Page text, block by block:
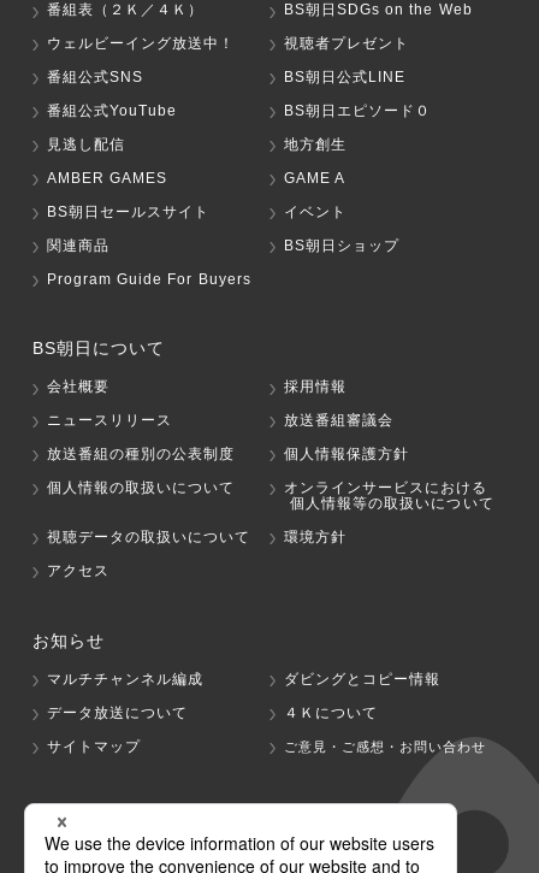
番組表（２Ｋ／４Ｋ）
BS朝日SDGs on the Web
ウェルビーイング放送中！
視聴者プレゼント
番組公式SNS
BS朝日公式LINE
番組公式YouTube
BS朝日エピソード０
見逃し配信
地方創生
AMBER GAMES
GAME A
BS朝日セールスサイト
イベント
関連商品
BS朝日ショップ
Program Guide For Buyers
BS朝日について
会社概要
採用情報
ニュースリリース
放送番組審議会
放送番組の種別の公表制度
個人情報保護方針
個人情報の取扱いについて
オンラインサービスにおける
個人情報等の取扱いについて
視聴データの取扱いについて
環境方針
アクセス
お知らせ
マルチチャンネル編成
ダビングとコピー情報
データ放送について
４Ｋについて
サイトマップ
ご意見・ご感想・お問い合わせ
グループ会社
テレビ朝日 テレ朝チャンネル